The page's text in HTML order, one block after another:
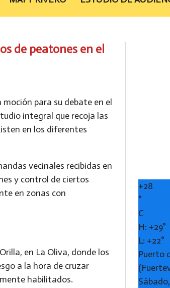
de peatones en el
para su debate en el
integral que recoja las
en los diferentes
vecinales recibidas en
y control de ciertos
en zonas con
en La Oliva, donde los
a la hora de cruzar
habilitados.
+28
°
C
H: +29°
L: +22°
Puerto